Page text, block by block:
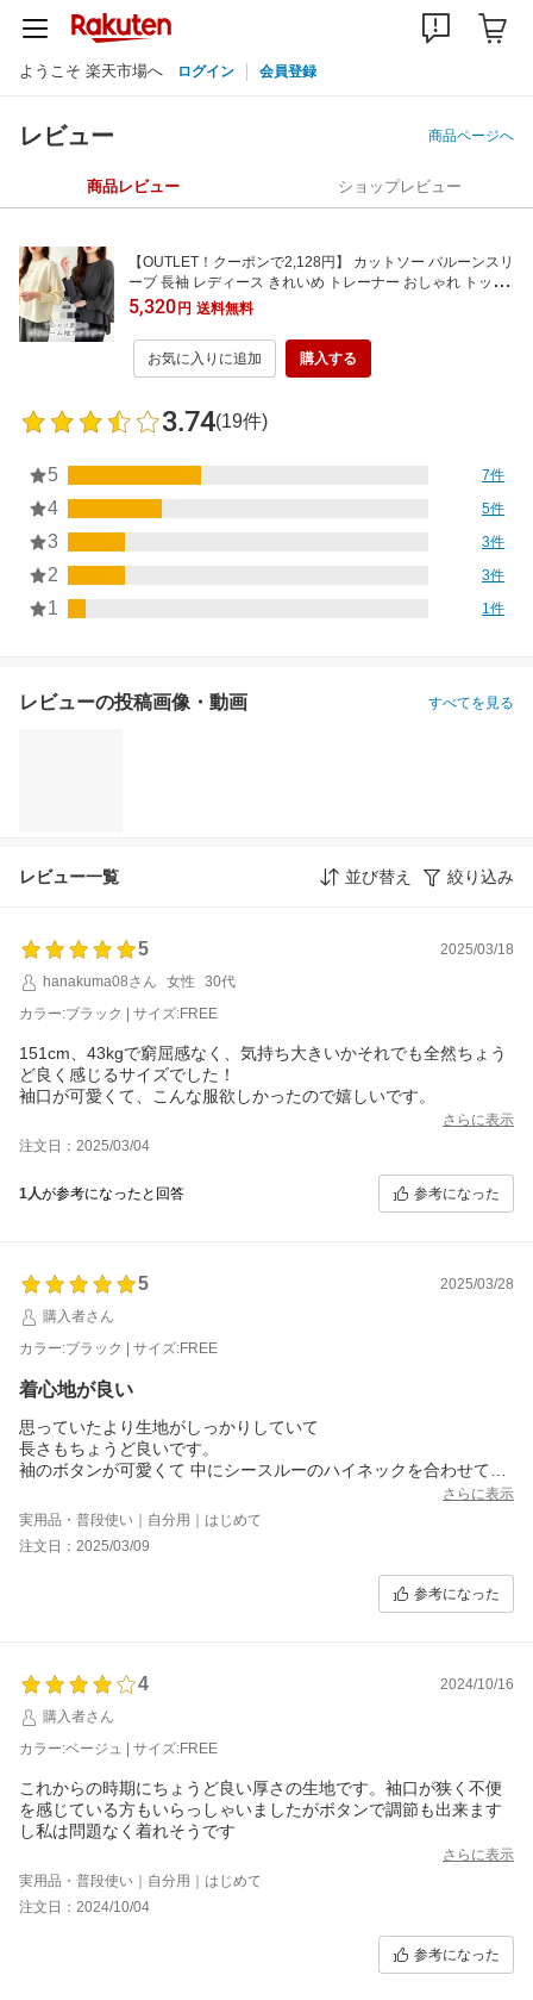
ようこそ 楽天市場へ ログイン 会員登録
レビュー 商品ページへ
商品レビュー ショップレビュー
【OUTLET！クーポンで2,128円】 カットソー バルーンスリ
ーブ 長袖 レディース きれいめ トレーナー おしゃれ トップ
ス スウェット クルーネック プルオーバー 体型カバー ボリ
可愛い 秋冬 春 秋 冬 cocomomo
5,320 円 送料無料
お気に入りに追加 購入する
3.74(19件)
5 7件
4 5件
3 3件
2 3件
1 1件
レビューの投稿画像・動画 すべてを見る
レビュー一覧 並び替え 絞り込み
5
2025/03/18
hanakuma08さん
女性
30代
カラー:ブラック | サイズ:FREE
151cm、43kgで窮屈感なく、気持ち大きいかそれでも全然ちょう
ど良く感じるサイズでした！
袖口が可愛くて、こんな服欲しかったので嬉しいです。
さらに表示
注文日：2025/03/04
1人が参考になったと回答 参考になった
5
2025/03/28
購入者さん
カラー:ブラック | サイズ:FREE
着心地が良い
思っていたより生地がしっかりしていて
長さもちょうど良いです。
袖のボタンが可愛くて 中にシースルーのハイネックを合わせて着
さらに表示
実用品・普段使い｜自分用｜はじめて
注文日：2025/03/09
参考になった
4
2024/10/16
購入者さん
カラー:ベージュ | サイズ:FREE
これからの時期にちょうど良い厚さの生地です。袖口が狭く不便
を感じている方もいらっしゃいましたがボタンで調節も出来ます
し私は問題なく着れそうです
さらに表示
実用品・普段使い｜自分用｜はじめて
注文日：2024/10/04
参考になった